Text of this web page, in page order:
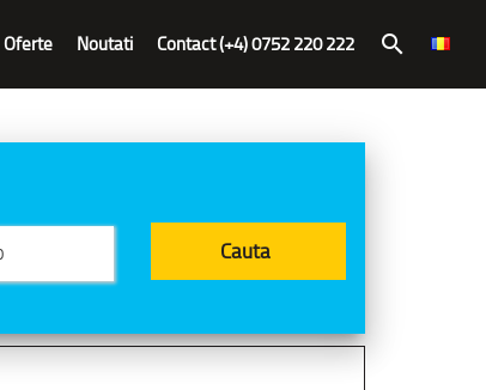
Oferte Noutati Contact (+4) 0752 220 222 search